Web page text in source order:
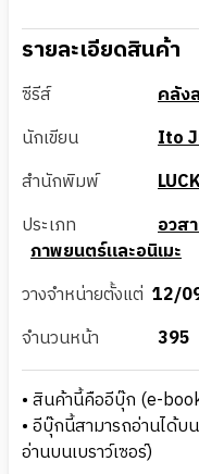
รายละเอียดสินค้า
ซีรีส์
คลัง
นักเขียน
Ito
สำนักพิมพ์
ประเภท
อวส
ภาพยนตร์และอนิเมะ
วางจำหน่ายตั้งแต่ 12/
จำนวนหน้า
395
• สินค้านี้คืออีบุ๊ก (e-
• อีบุ๊กนี้สามารถอ่านได้บ
อ่านบนเบราว์เซอร์)